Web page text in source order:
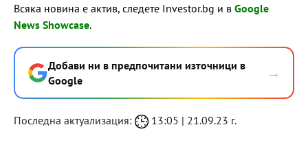
Всяка новина е актив, следете Investor.bg и в Google
News Showcase.
Добави ни в предпочитани източници в
Google
→
Последна актуализация: 13:05 | 21.09.23 г.